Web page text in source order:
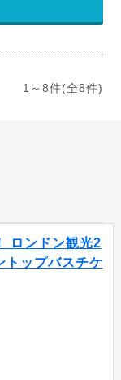
1～8件(全8件)
ロンドン観光2
トップバスチケ